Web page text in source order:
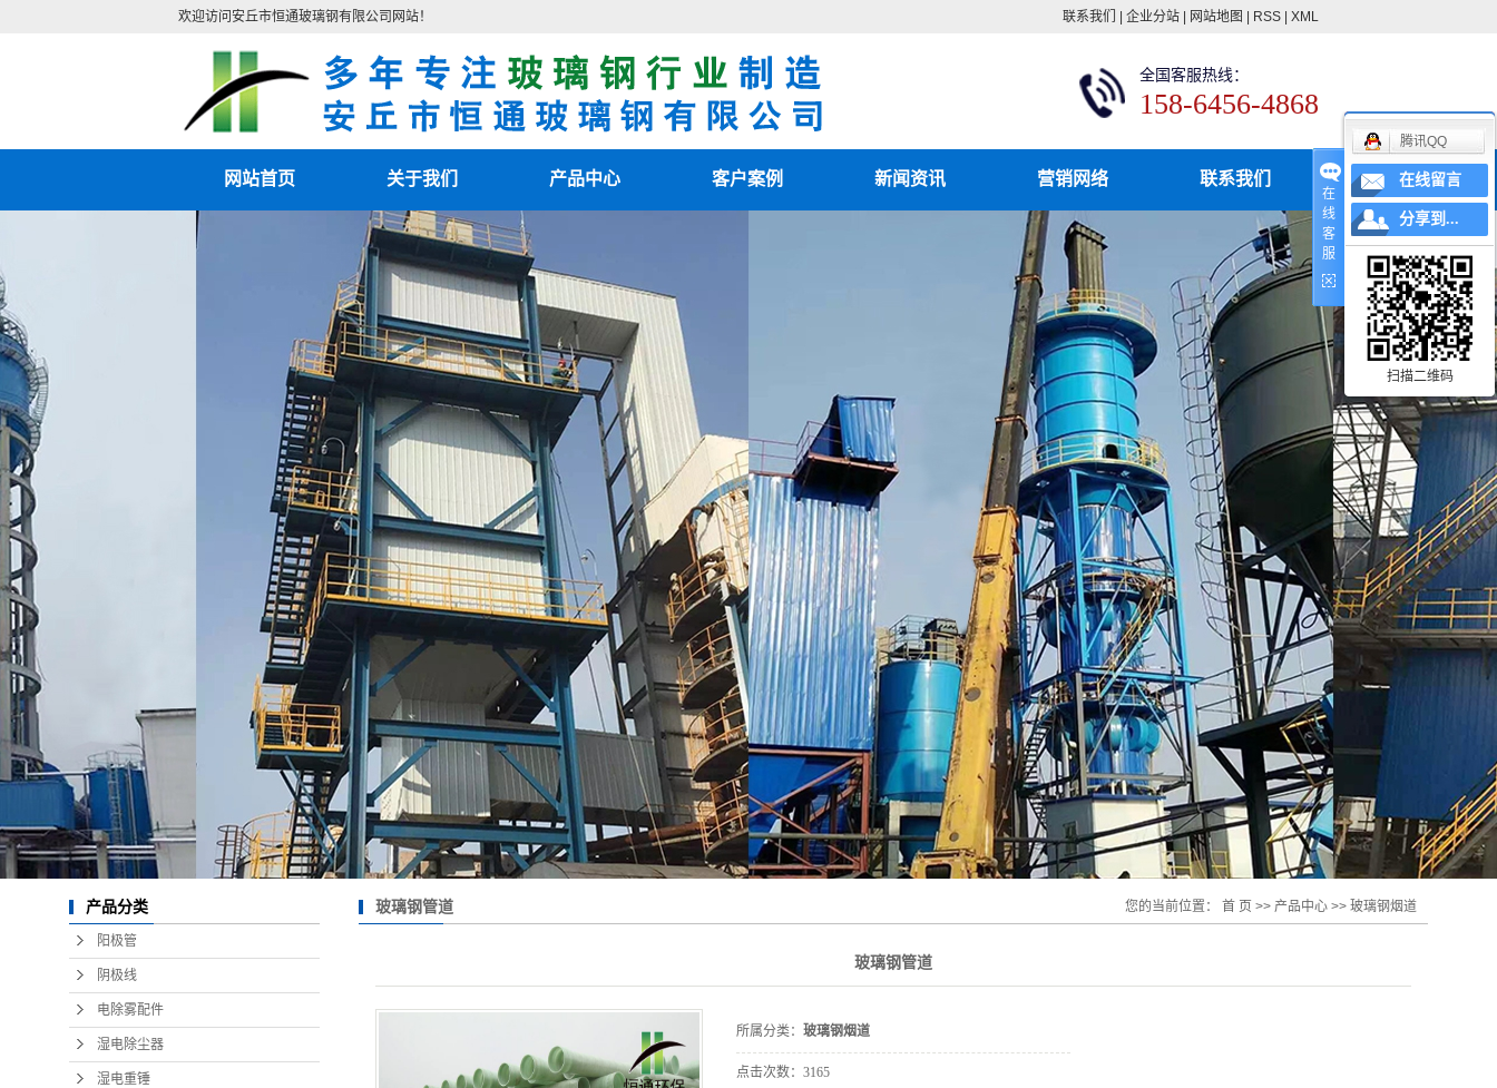
欢迎访问安丘市恒通玻璃钢有限公司网站！ 联系我们 企业分站 网站地图 RSS XML
全国客服热线：
158-6456-4868
网站首页 关于我们
公司简介
联系我们
营业执照
产品中心
阴极线
电除雾配件
湿电除尘器
湿电重锤
玻璃钢烟囱
热风清扫箱
绝缘箱
玻璃钢烟道
大型玻璃钢烟囱
客户案例 新闻资讯 营销网络 联系我们
产品分类
阳极管
阴极线
电除雾配件
湿电除尘器
湿电重锤
玻璃钢管道 您的当前位置： 首 页 >> 产品中心 >> 玻璃钢烟道
玻璃钢管道
所属分类： 玻璃钢烟道
点击次数： 3165
在
线
客
服
腾讯QQ
在线留言
分享到...
扫描二维码